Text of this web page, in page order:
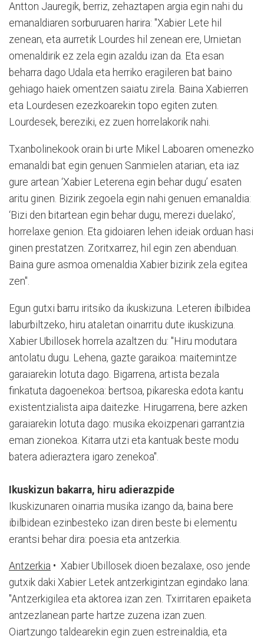
Antton Jauregik, berriz, zehaztapen argia egin nahi du
emanaldiaren sorburuaren harira: "Xabier Lete hil
zenean, eta aurretik Lourdes hil zenean ere, Urnietan
omenaldirik ez zela egin azaldu izan da. Eta esan
beharra dago Udala eta herriko eragileren bat baino
gehiago haiek omentzen saiatu zirela. Baina Xabierren
eta Lourdesen ezezkoarekin topo egiten zuten.
Lourdesek, bereziki, ez zuen horrelakorik nahi.
Txanbolinekook orain bi urte Mikel Laboaren omenezko
emanaldi bat egin genuen Sanmielen atarian, eta iaz
gure artean ‘Xabier Leterena egin behar dugu’ esaten
aritu ginen. Bizirik zegoela egin nahi genuen emanaldia:
‘Bizi den bitartean egin behar dugu, merezi duelako’,
horrelaxe genion. Eta gidoiaren lehen ideiak orduan hasi
ginen prestatzen. Zoritxarrez, hil egin zen abenduan.
Baina gure asmoa omenaldia Xabier bizirik zela egitea
zen".
Egun gutxi barru iritsiko da ikuskizuna. Leteren ibilbidea
laburbiltzeko, hiru ataletan oinarritu dute ikuskizuna.
Xabier Ubillosek horrela azaltzen du: "Hiru modutara
antolatu dugu. Lehena, gazte garaikoa: maitemintze
garaiarekin lotuta dago. Bigarrena, artista bezala
finkatuta dagoenekoa: bertsoa, pikareska edota kantu
existentzialista aipa daitezke. Hirugarrena, bere azken
garaiarekin lotuta dago: musika ekoizpenari garrantzia
eman zionekoa. Kitarra utzi eta kantuak beste modu
batera adieraztera igaro zenekoa".
Ikuskizun bakarra, hiru adierazpide
Ikuskizunaren oinarria musika izango da, baina bere
ibilbidean ezinbesteko izan diren beste bi elementu
erantsi behar dira: poesia eta antzerkia.
Antzerkia • Xabier Ubillosek dioen bezalaxe, oso jende
gutxik daki Xabier Letek antzerkigintzan egindako lana:
"Antzerkigilea eta aktorea izan zen. Txirritaren epaiketa
antzezlanean parte hartze zuzena izan zuen.
Oiartzungo taldearekin egin zuen estreinaldia, eta